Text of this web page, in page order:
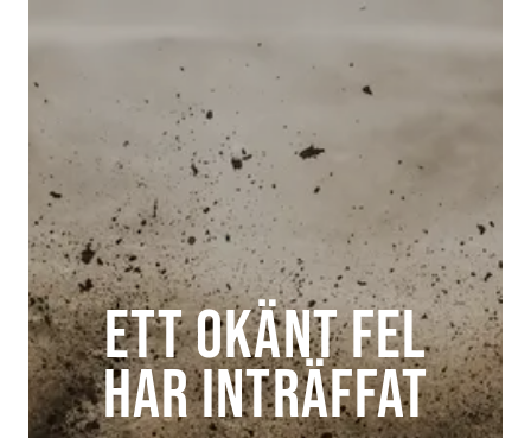
Ett okänt fel
har inträffat